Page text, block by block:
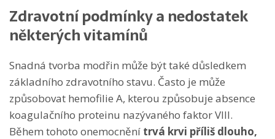
Zdravotní podmínky a nedostatek
některých vitamínů
Snadná tvorba modřin může být také důsledkem
základního zdravotního stavu. Často je může
způsobovat hemofilie A, kterou způsobuje absence
koagulačního proteinu nazývaného faktor VIII.
Během tohoto onemocnění trvá krvi příliš dlouho,